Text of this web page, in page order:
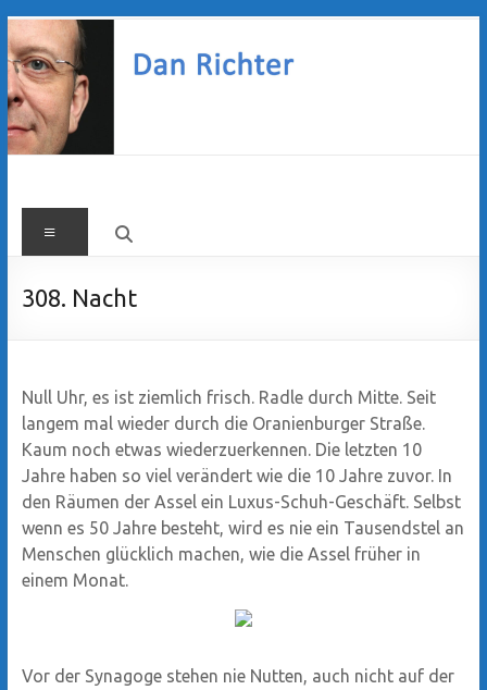
Zum
Inhalt
springen
Dan
Richter
Menü
308. Nacht
Null Uhr, es ist ziemlich frisch. Radle durch Mitte. Seit
langem mal wieder durch die Oranienburger Straße.
Kaum noch etwas wiederzuerkennen. Die letzten 10
Jahre haben so viel verändert wie die 10 Jahre zuvor. In
den Räumen der Assel ein Luxus-Schuh-Geschäft. Selbst
wenn es 50 Jahre besteht, wird es nie ein Tausendstel an
Menschen glücklich machen, wie die Assel früher in
einem Monat.
Vor der Synagoge stehen nie Nutten, auch nicht auf der